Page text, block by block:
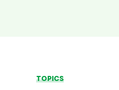
TOPICS